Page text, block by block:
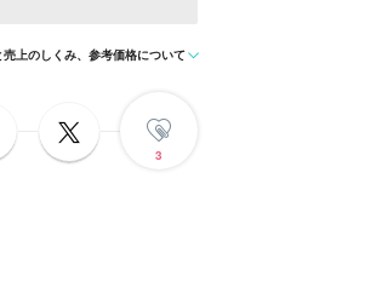
売上のしくみ、参考価格について
3